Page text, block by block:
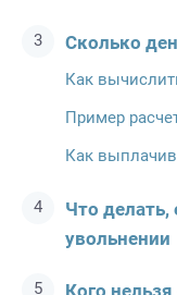
Сколько
Как
Пример
Как
Что
увольнении
Кого